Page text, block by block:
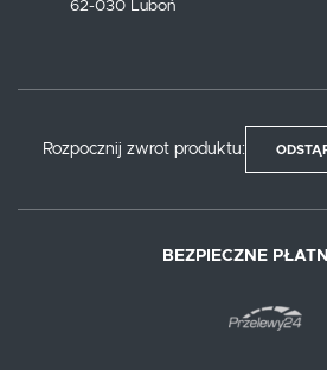
62-030 Luboń
Rozpocznij zwrot produktu:
BEZPIECZNE